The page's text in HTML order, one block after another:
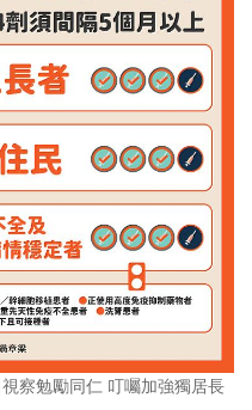
察勉勵同仁 叮囑加強獨居長